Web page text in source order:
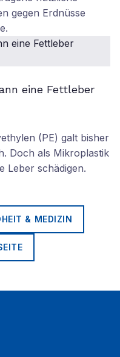
gegen Erdnüsse
eine Fettleber
(PE) galt bisher
Doch als Mikroplastik
Leber schädigen.
& MEDIZIN